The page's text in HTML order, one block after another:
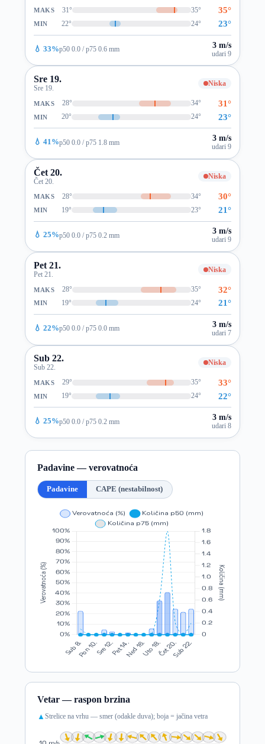
MAKS 31° 35° 35°
MIN 22° 24° 23°
💧 33%p50 0.0 / p75 0.6 mm 3 m/s
udari 9
Sre 19.
Sre 19.
Niska
MAKS 28° 34° 31°
MIN 20° 24° 23°
💧 41%p50 0.0 / p75 1.8 mm 3 m/s
udari 9
Čet 20.
Čet 20.
Niska
MAKS 28° 34° 30°
MIN 19° 23° 21°
💧 25%p50 0.0 / p75 0.2 mm 3 m/s
udari 9
Pet 21.
Pet 21.
Niska
MAKS 28° 35° 32°
MIN 19° 24° 21°
💧 22%p50 0.0 / p75 0.0 mm 3 m/s
udari 7
Sub 22.
Sub 22.
Niska
MAKS 29° 35° 33°
MIN 19° 24° 22°
💧 25%p50 0.0 / p75 0.2 mm 3 m/s
udari 8
Padavine — verovatnoća
Padavine CAPE (nestabilnost)
Vetar — raspon brzina
▲ Strelice na vrhu — smer (odakle duva); boja = jačina vetra